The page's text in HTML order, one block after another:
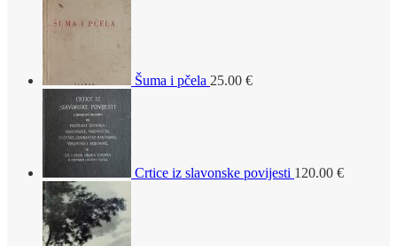
Šuma i pčela 25.00 €
Crtice iz slavonske povijesti 120.00 €